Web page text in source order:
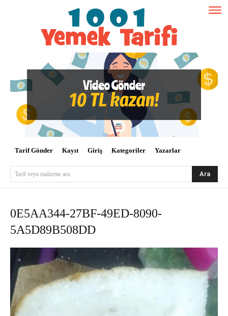
Tarif Gönder Kayıt Giriş Kategoriler Yazarlar
Tarif veya malzeme ara Ara
0E5AA344-27BF-49ED-8090-
5A5D89B508DD